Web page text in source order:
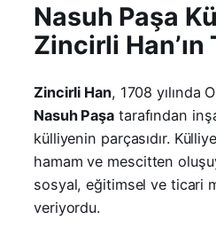
Nasuh Paşa
Zincirli Han’ın
Zincirli Han, 1708 yılında
Nasuh Paşa tarafından
külliyenin parçasıdır.
hamam ve mescitten
sosyal, eğitimsel ve ticari
veriyordu.